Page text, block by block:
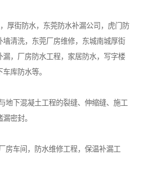
厚街防水，东莞防水补漏公司，虎门防
墙清洗，东莞厂房维修，东城南城厚街
漏，厂房防水工程，家居防水，写字楼
库防水等。
地下混凝土工程的裂缝、伸缩缝、施工
密封。
房车间，防水维修工程，保温补漏工